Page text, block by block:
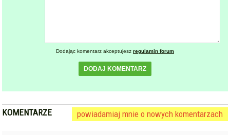
Dodając komentarz akceptujesz regulamin forum
DODAJ KOMENTARZ
KOMENTARZE powiadamiaj mnie o nowych komentarzach